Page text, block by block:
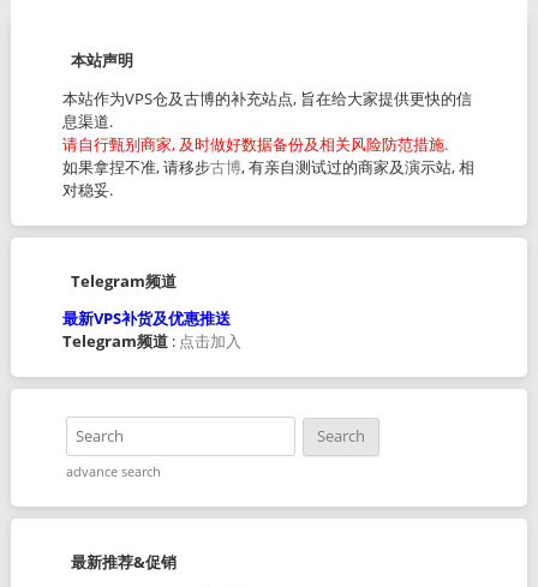
本站声明
本站作为VPS仓及古博的补充站点, 旨在给大家提供更快的信
息渠道.
请自行甄别商家, 及时做好数据备份及相关风险防范措施.
如果拿捏不准, 请移步古博, 有亲自测试过的商家及演示站, 相
对稳妥.
Telegram频道
最新VPS补货及优惠推送
Telegram频道: 点击加入
advance search
最新推荐&促销